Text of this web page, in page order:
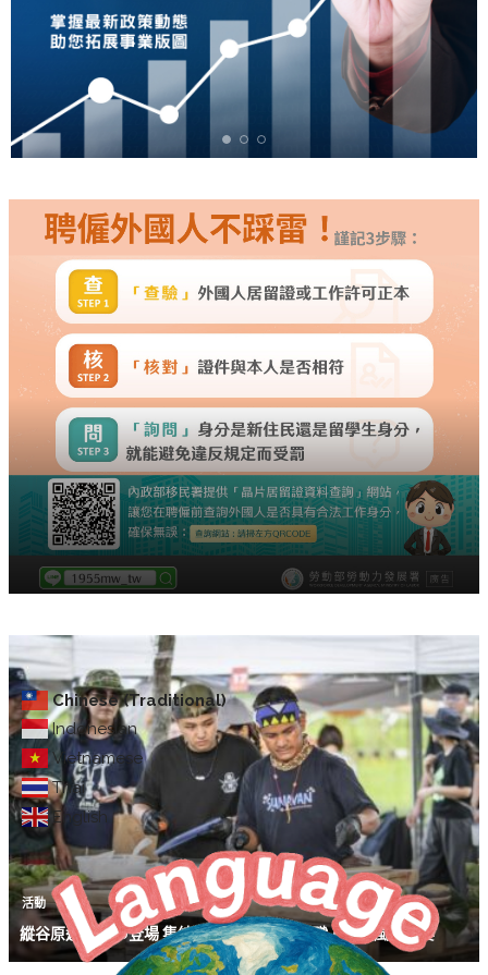
Chinese (Traditional)
Indonesian
Vietnamese
Thai
English
活動
縱谷原遊會8/20登場 集結11位花東部落料理職人打造風味饗宴